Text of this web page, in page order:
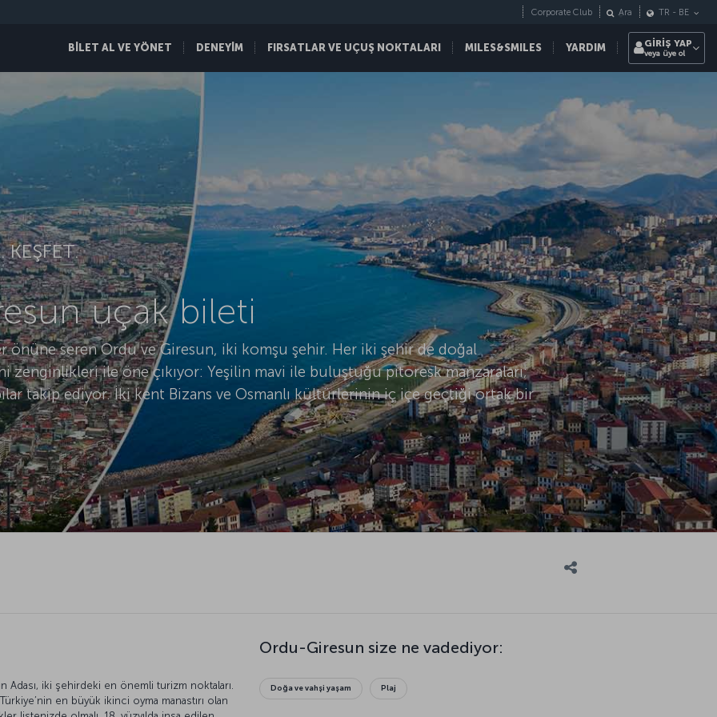
BİLET AL VE YÖNET DENEYİM FIRSATLAR VE UÇUŞ NOKTALARI MILES&SMILES YARDIM
Corporate Club Ara TR - BE
GİRİŞ YAP
veya üye ol
uçak bileti
önüne seren Ordu ve Giresun, iki komşu şehir. Her iki şehir de doğal
zenginlikleri ile öne çıkıyor: Yeşilin mavi ile buluştuğu pitoresk manzaraları;
takip ediyor. İki kent Bizans ve Osmanlı kültürlerinin iç içe geçtiği ortak bir
iki şehirdeki en önemli turizm noktaları.
en büyük ikinci oyma manastırı olan
Ordu-Giresun size ne vadediyor:
Doğa ve vahşi yaşam Plaj